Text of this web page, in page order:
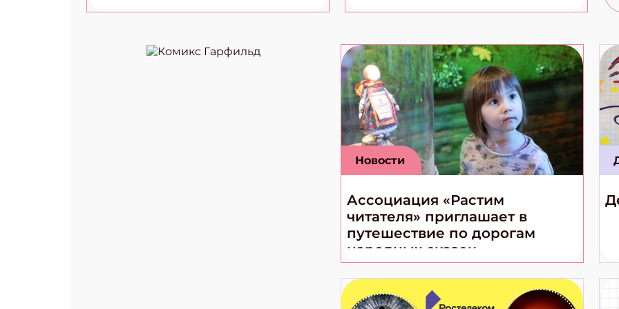
Новости
Ассоциация «Растим
читателя» приглашает в
путешествие по дорогам
народных сказок